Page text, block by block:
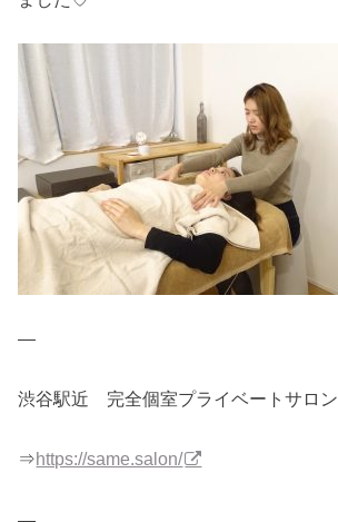
—
渋谷駅近 完全個室プライベートサロン
⇒https://same.salon/